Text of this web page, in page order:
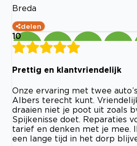
Breda
delen
10
Prettig en klantvriendelijk
Onze ervaring met twee
Albers terecht kunt.
draaien niet je poot uit zoals
Spijkenisse doet. Reparaties
tarief en denken met je mee.
een lange tijd in het dorp